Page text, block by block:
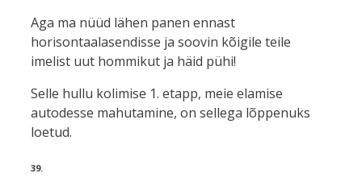
Aga ma nüüd lähen panen ennast
horisontaalasendisse ja soovin kõigile teile
imelist uut hommikut ja häid pühi!
Selle hullu kolimise 1. etapp, meie elamise
autodesse mahutamine, on sellega lõppenuks
loetud.
39.